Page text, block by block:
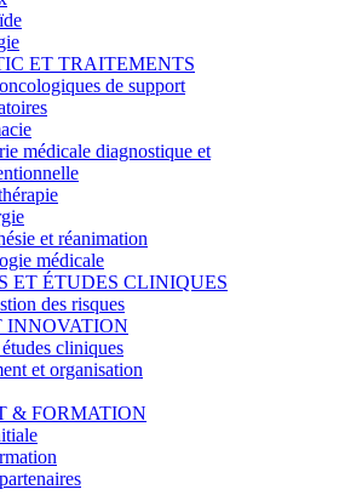
ET TRAITEMENTS
de support
médicale diagnostique et
et réanimation
médicale
ET ÉTUDES CLINIQUES
des risques
INNOVATION
cliniques
et organisation
& FORMATION